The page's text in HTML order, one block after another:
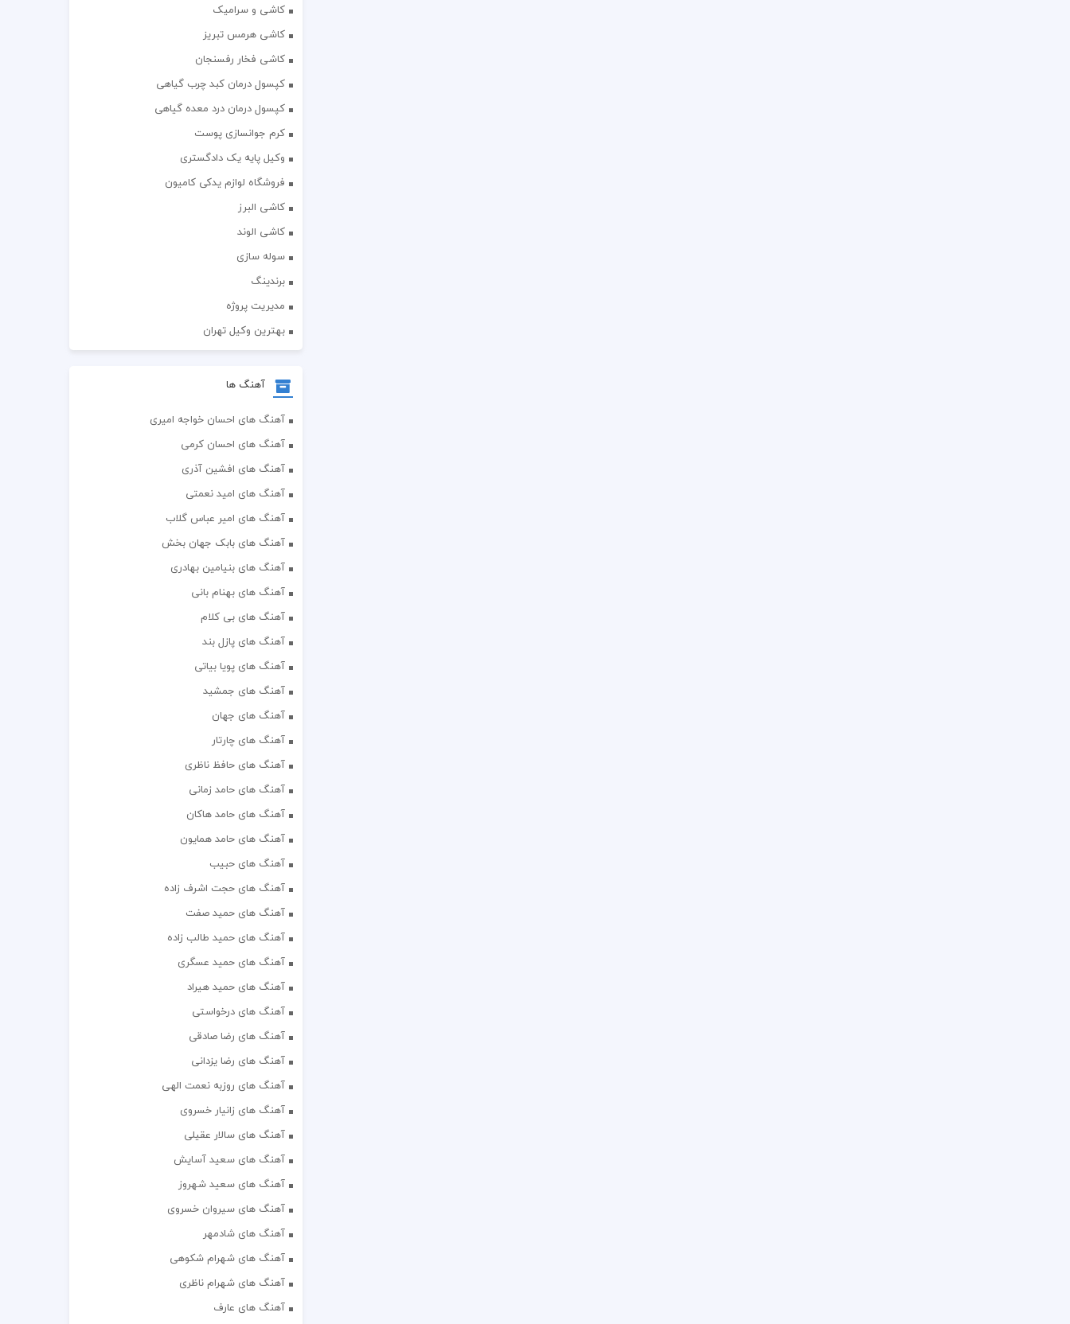
کاشی و سرامیک
کاشی هرمس تبریز
کاشی فخار رفسنجان
کپسول درمان کبد چرب گیاهی
کپسول درمان درد معده گیاهی
کرم جوانسازی پوست
وکیل پایه یک دادگستری
فروشگاه لوازم یدکی کامیون
کاشی البرز
کاشی الوند
سوله سازی
برندینگ
مدیریت پروژه
بهترین وکیل تهران
آهنگ ها
آهنگ های احسان خواجه امیری
آهنگ های احسان کرمی
آهنگ های افشین آذری
آهنگ های امید نعمتی
آهنگ های امیر عباس گلاب
آهنگ های بابک جهان بخش
آهنگ های بنیامین بهادری
آهنگ های بهنام بانی
آهنگ های بی کلام
آهنگ های پازل بند
آهنگ های پویا بیاتی
آهنگ های جمشید
آهنگ های جهان
آهنگ های چارتار
آهنگ های حافظ ناظری
آهنگ های حامد زمانی
آهنگ های حامد هاکان
آهنگ های حامد همایون
آهنگ های حبیب
آهنگ های حجت اشرف زاده
آهنگ های حمید صفت
آهنگ های حمید طالب زاده
آهنگ های حمید عسگری
آهنگ های حمید هیراد
آهنگ های درخواستی
آهنگ های رضا صادقی
آهنگ های رضا یزدانی
آهنگ های روزبه نعمت الهی
آهنگ های زانیار خسروی
آهنگ های سالار عقیلی
آهنگ های سعید آسایش
آهنگ های سعید شهروز
آهنگ های سیروان خسروی
آهنگ های شادمهر
آهنگ های شهرام شکوهی
آهنگ های شهرام ناظری
آهنگ های عارف